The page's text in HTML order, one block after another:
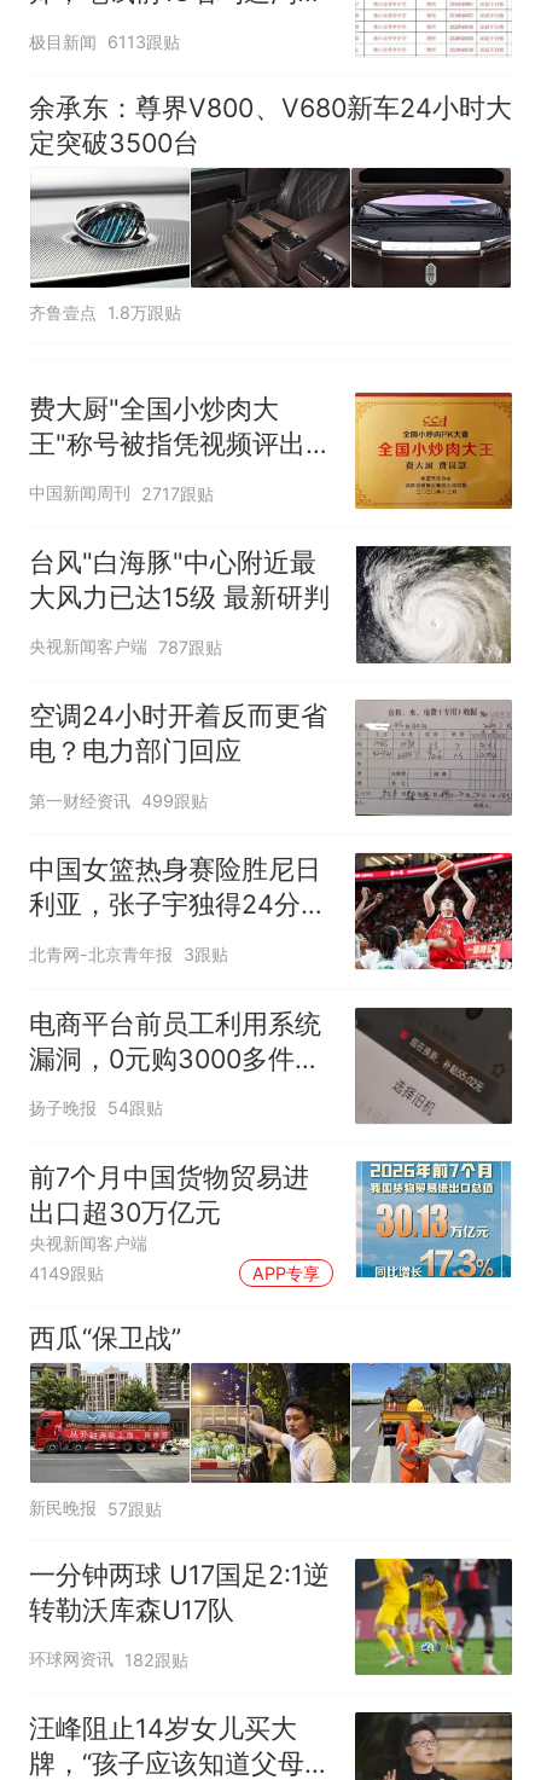
汰？教育局：已叫停招
极目新闻 6113跟贴
余承东：尊界V800、V680新车24小时大
定突破3500台
齐鲁壹点 1.8万跟贴
费大厨"全国小炒肉大
王"称号被指凭视频评出
官方回应
中国新闻周刊 2717跟贴
台风"白海豚"中心附近最
大风力已达15级 最新研判
央视新闻客户端 787跟贴
空调24小时开着反而更省
电？电力部门回应
第一财经资讯 499跟贴
中国女篮热身赛险胜尼日
利亚，张子宇独得24分立
下头功
北青网-北京青年报 3跟贴
电商平台前员工利用系统
漏洞，0元购3000多件家
电！
扬子晚报 54跟贴
前7个月中国货物贸易进
出口超30万亿元
央视新闻客户端
4149跟贴
APP专享
西瓜“保卫战”
新民晚报 57跟贴
一分钟两球 U17国足2:1逆
转勒沃库森U17队
环球网资讯 182跟贴
汪峰阻止14岁女儿买大
牌，“孩子应该知道父母的